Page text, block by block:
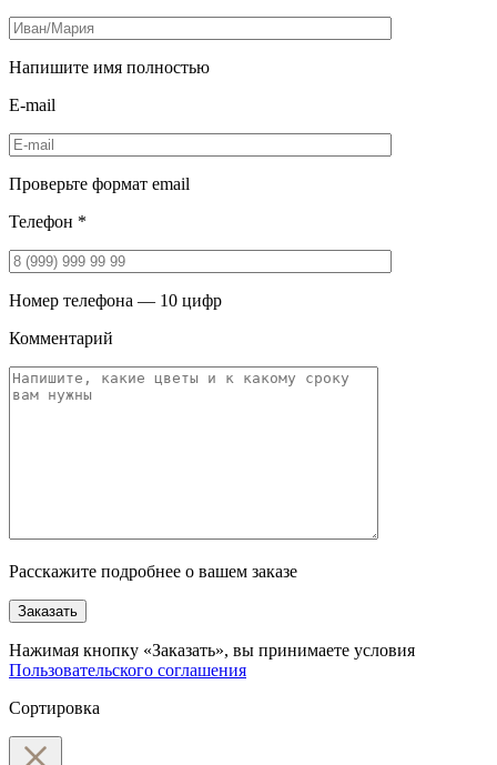
Напишите имя полностью
E-mail
Проверьте формат email
Телефон *
Номер телефона — 10 цифр
Комментарий
Расскажите подробнее о вашем заказе
Заказать
Нажимая кнопку «Заказать», вы принимаете условия
Пользовательского соглашения
Сортировка